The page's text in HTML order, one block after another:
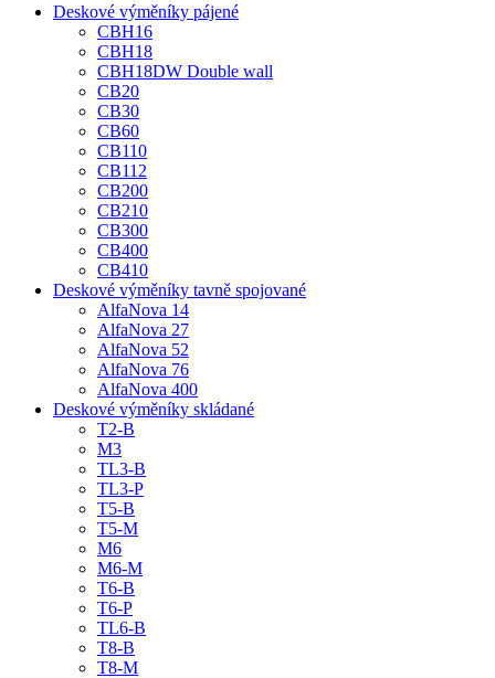
Deskové výměníky pájené
CBH16
CBH18
CBH18DW Double wall
CB20
CB30
CB60
CB110
CB112
CB200
CB210
CB300
CB400
CB410
Deskové výměníky tavně spojované
AlfaNova 14
AlfaNova 27
AlfaNova 52
AlfaNova 76
AlfaNova 400
Deskové výměníky skládané
T2-B
M3
TL3-B
TL3-P
T5-B
T5-M
M6
M6-M
T6-B
T6-P
TL6-B
T8-B
T8-M